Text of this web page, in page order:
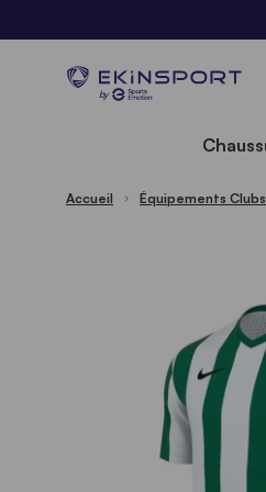
by
Accueil Équipements Clubs